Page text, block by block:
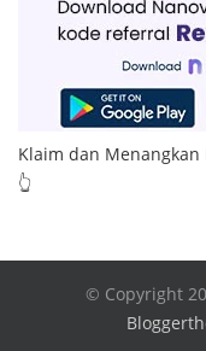
Klaim dan
👆
© Copyright